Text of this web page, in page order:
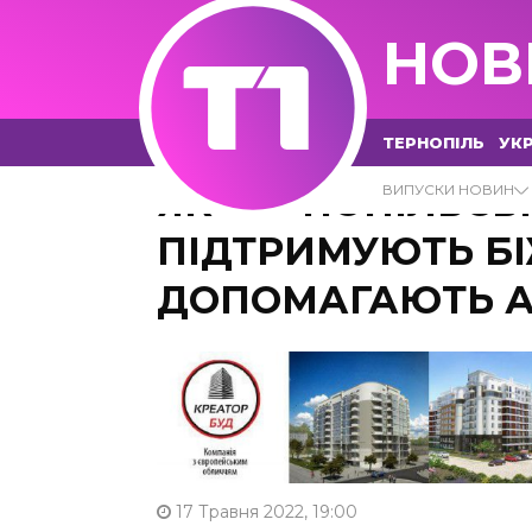
ТЕРНОПІЛЬ
ВИПУСКИ НОВИН
ЯК
ПІДТРИМУЮТЬ
ДОПОМАГАЮТЬ
17 Травня 2022, 19:00